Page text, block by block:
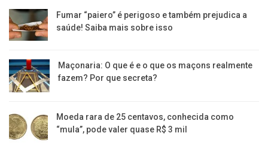
Fumar “paiero” é perigoso e também prejudica a
saúde! Saiba mais sobre isso
Maçonaria: O que é e o que os maçons realmente
fazem? Por que secreta?
Moeda rara de 25 centavos, conhecida como
“mula”, pode valer quase R$ 3 mil